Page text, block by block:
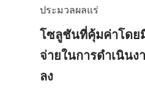
ประมวลผลแร่
โซลูชันที่คุ้มค่าโดย
จ่ายในการดำเนินง
ลง